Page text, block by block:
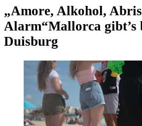
„Amore, Alkohol,
Alarm“Mallorca gibt’s
Duisburg